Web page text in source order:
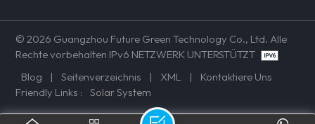
© 2026 Guangzhou Future Green Technology Co., Ltd. Alle
Rechte vorbehalten IPv6 NETZWERK UNTERSTÜTZT
Blog
| Seitenverzeichnis | XML |
Kontaktiere Uns
Friendly Links :
Solar System